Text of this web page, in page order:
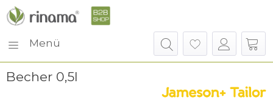
Menü
Becher 0,5l